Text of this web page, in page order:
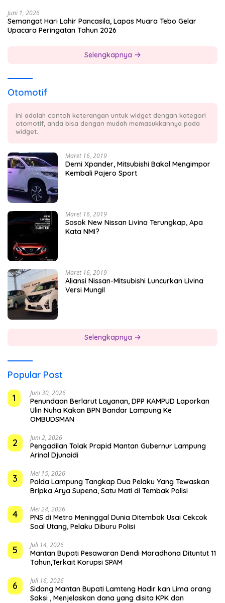
Juni 1, 2026
Semangat Hari Lahir Pancasila, Lapas Muara Tebo Gelar
Upacara Peringatan Tahun 2026
Selengkapnya
Otomotif
Ini adalah contoh keterangan untuk widget dengan kategori
otomotif, anda bisa dengan mudah memasukkannya pada
widget.
Maret 16, 2019
Demi Xpander, Mitsubishi Bakal Mengimpor
Kembali Pajero Sport
Maret 16, 2019
Sosok New Nissan Livina Terungkap, Apa
Kata NMI?
Maret 16, 2019
Aliansi Nissan-Mitsubishi Luncurkan Livina
Versi Mungil
Selengkapnya
Popular Post
1
Juni 30, 2026
Penundaan Berlarut Layanan, DPP KAMPUD Laporkan
Ulin Nuha Kakan BPN Bandar Lampung Ke
OMBUDSMAN
2 Juni 2, 2026
Pengadilan Tolak Prapid Mantan Gubernur Lampung
Arinal Djunaidi
3 Mei 15, 2026
Polda Lampung Tangkap Dua Pelaku Yang Tewaskan
Bripka Arya Supena, Satu Mati di Tembak Polisi
4 Mei 24, 2026
PNS di Metro Meninggal Dunia Ditembak Usai Cekcok
Soal Utang, Pelaku Diburu Polisi
5 Juli 14, 2026
Mantan Bupati Pesawaran Dendi Maradhona Dituntut 11
Tahun,Terkait Korupsi SPAM
6 Juli 16, 2026
Sidang Mantan Bupati Lamteng Hadir kan Lima orang
Saksi , Menjelaskan dana yang disita KPK dan